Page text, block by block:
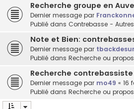
Recherche groupe en
Dernier message par
Publié dans Contrebasse -
Note et Bien:
Dernier message par
Publié dans Recherche ou
Recherche
Dernier message par mo49 « 16
Publié dans Recherche ou